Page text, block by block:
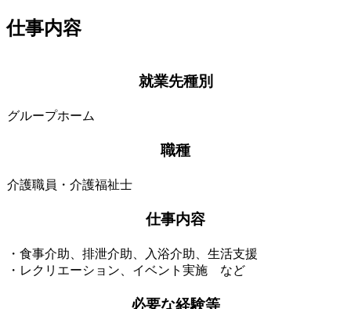
仕事内容
就業先種別
グループホーム
職種
介護職員・介護福祉士
仕事内容
・食事介助、排泄介助、入浴介助、生活支援
・レクリエーション、イベント実施 など
必要な経験等